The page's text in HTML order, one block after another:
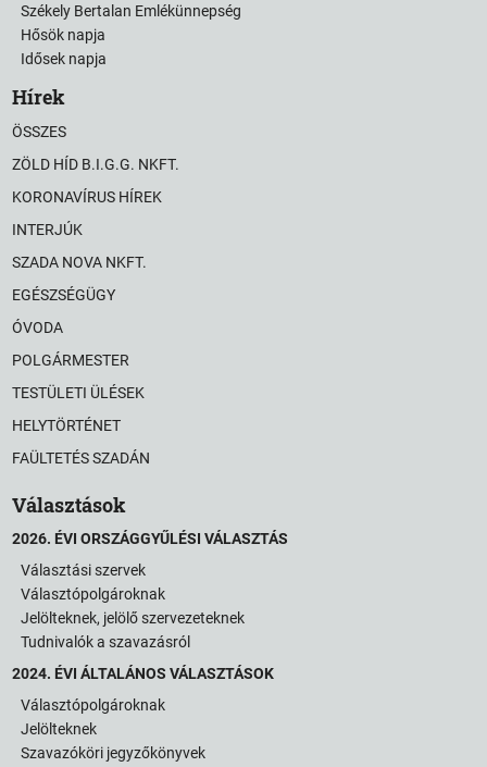
Székely Bertalan Emlékünnepség
Hősök napja
Idősek napja
Hírek
ÖSSZES
ZÖLD HÍD B.I.G.G. NKFT.
KORONAVÍRUS HÍREK
INTERJÚK
SZADA NOVA NKFT.
EGÉSZSÉGÜGY
ÓVODA
POLGÁRMESTER
TESTÜLETI ÜLÉSEK
HELYTÖRTÉNET
FAÜLTETÉS SZADÁN
Választások
2026. ÉVI ORSZÁGGYŰLÉSI VÁLASZTÁS
Választási szervek
Választópolgároknak
Jelölteknek, jelölő szervezeteknek
Tudnivalók a szavazásról
2024. ÉVI ÁLTALÁNOS VÁLASZTÁSOK
Választópolgároknak
Jelölteknek
Szavazóköri jegyzőkönyvek